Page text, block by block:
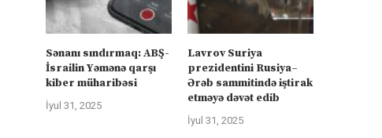
Sənanı sındırmaq: ABŞ-
İsrailin Yəmənə qarşı
kiber müharibəsi
İyul 31, 2025
Lavrov Suriya
prezidentini Rusiya–
Ərəb sammitində iştirak
etməyə dəvət edib
İyul 31, 2025